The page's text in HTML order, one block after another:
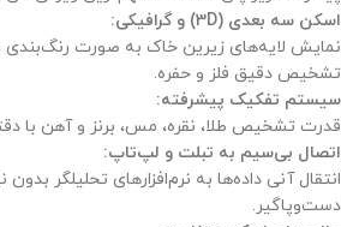
اسکن سه بعدی (3D) و گرافیکی:
نمایش لایه‌های زیرین خاک به صورت رنگ‌بندی
تشخیص دقیق فلز و حفره.
سیستم تفکیک پیشرفته:
قدرت تشخیص طلا، نقره، مس، برنز و آهن با
اتصال بی‌سیم به تبلت و لپ‌تاپ:
انتقال آنی داده‌ها به نرم‌افزارهای تحلیلگر بدون
دست‌وپاگیر.